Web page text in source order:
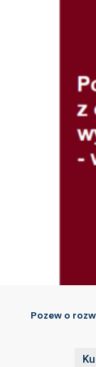
Pozew o